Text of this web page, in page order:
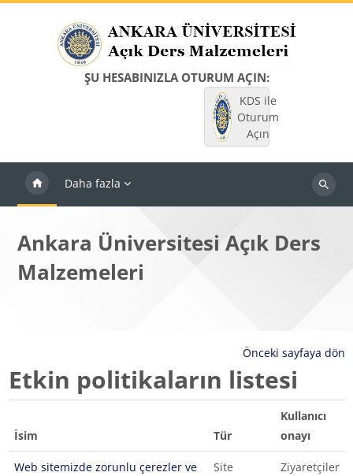
ŞU HESABINIZLA OTURUM AÇIN:
KDS ile
Oturum
Açın
Daha fazla
Dersleri
Ankara Üniversitesi Açık Ders
Malzemeleri
Önceki sayfaya dön
Etkin politikaların listesi
İsim Tür
Kullanıcı
onayı
Web sitemizde zorunlu çerezler ve
Site
Ziyaretçiler